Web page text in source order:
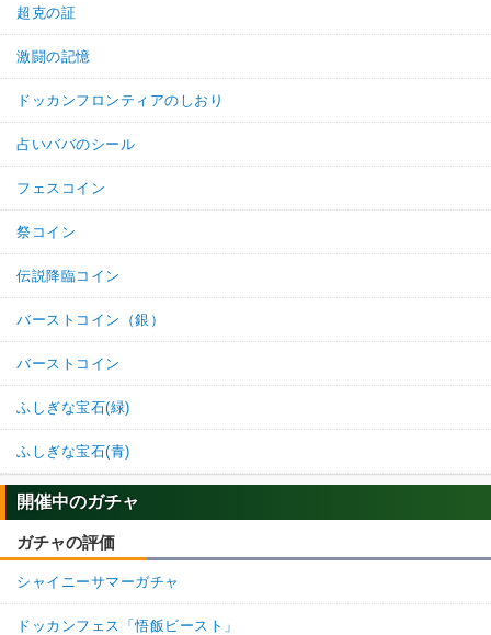
超克の証
激闘の記憶
ドッカンフロンティアのしおり
占いババのシール
フェスコイン
祭コイン
伝説降臨コイン
バーストコイン（銀）
バーストコイン
ふしぎな宝石(緑)
ふしぎな宝石(青)
開催中のガチャ
ガチャの評価
シャイニーサマーガチャ
ドッカンフェス「悟飯ビースト」